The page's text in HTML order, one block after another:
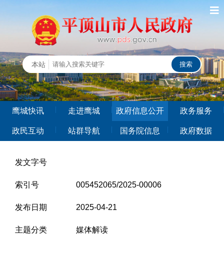
鹰城快讯 走进鹰城 政府信息公开 政务服务
政民互动 站群导航 国务院信息 政府数据
发文字号
索引号 005452065/2025-00006
发布日期 2025-04-21
主题分类 媒体解读